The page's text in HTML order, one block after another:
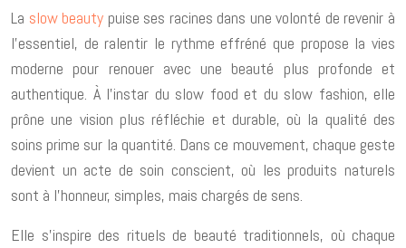
La slow beauty puise ses racines dans une volonté de revenir à
l’essentiel, de ralentir le rythme effréné que propose la vies
moderne pour renouer avec une beauté plus profonde et
authentique. À l’instar du slow food et du slow fashion, elle
prône une vision plus réfléchie et durable, où la qualité des
soins prime sur la quantité. Dans ce mouvement, chaque geste
devient un acte de soin conscient, où les produits naturels
sont à l’honneur, simples, mais chargés de sens.
Elle s’inspire des rituels de beauté traditionnels, où chaque